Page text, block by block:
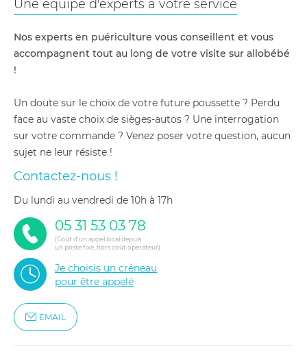
Une équipe d'experts à votre service
Nos experts en puériculture vous conseillent et vous
accompagnent tout au long de votre visite sur allobébé
!
Un doute sur le choix de votre future poussette ? Perdu
face au vaste choix de sièges-autos ? Une interrogation
sur votre commande ? Venez poser votre question, aucun
sujet ne leur résiste !
Contactez-nous !
du lundi au vendredi de 10h à 17h
05 31 53 03 78
(Coût d'un appel local depuis
un poste fixe, hors coût opérateur)
Je choisis un créneau
pour être appelé
EMAIL